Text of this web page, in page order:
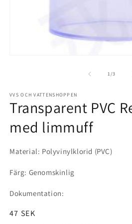
1/av
3
VVS OCH VATTENSHOPPEN
Transparent PVC
med limmuff
Material: Polyvinylklorid (PVC)
Färg: Genomskinlig
Dokumentation:
Ordinarie
47 SEK